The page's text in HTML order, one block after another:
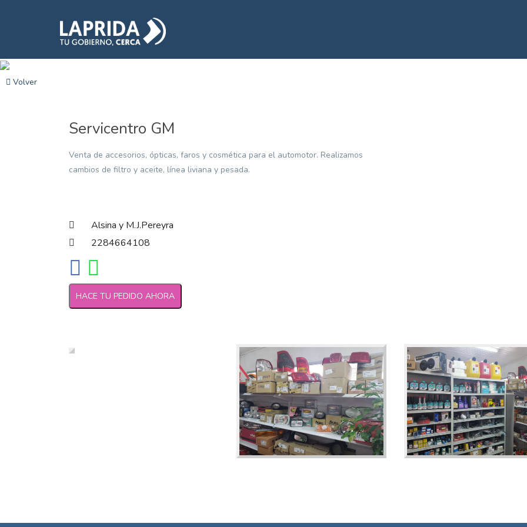
Volver
Servicentro GM
Venta de accesorios, ópticas, faros y cosmética para el automotor. Realizamos
cambios de filtro y aceite, línea liviana y pesada.
Alsina y M.J.Pereyra
2284664108
HACE TU PEDIDO AHORA